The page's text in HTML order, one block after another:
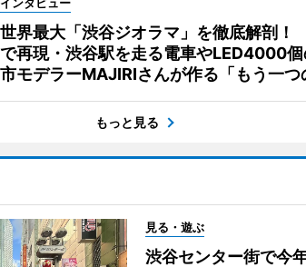
世界最大「渋谷ジオラマ」を徹底解剖
で再現・渋谷駅を走る電車やLED4000
市モデラーMAJIRIさんが作る「もう一つ
もっと見る
見る・遊ぶ
渋谷センター街で今